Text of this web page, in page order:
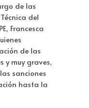
de las
del
Francesca
de las
y muy graves,
sanciones
hasta la